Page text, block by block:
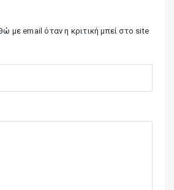
με email όταν η κριτική μπεί στο site